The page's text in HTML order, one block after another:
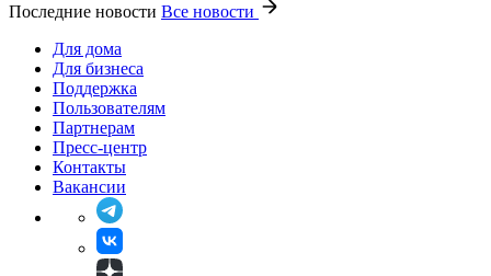
Последние новости Все новости
Для дома
Для бизнеса
Поддержка
Пользователям
Партнерам
Пресс-центр
Контакты
Вакансии